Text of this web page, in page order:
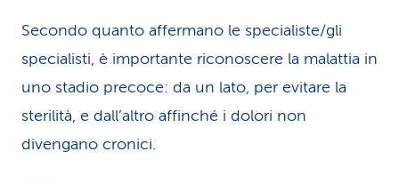
Secondo quanto affermano le specialiste/gli
specialisti, è importante riconoscere la malattia in
uno stadio precoce: da un lato, per evitare la
sterilità, e dall’altro affinché i dolori non
divengano cronici.